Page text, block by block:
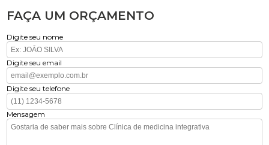
FAÇA UM ORÇAMENTO
Digite seu nome
Digite seu email
Digite seu telefone
Mensagem